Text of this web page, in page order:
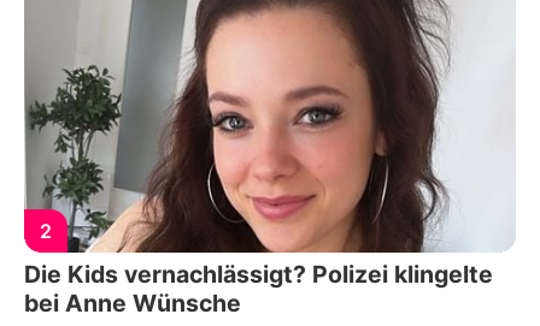
2
Die Kids vernachlässigt? Polizei klingelte
bei Anne Wünsche